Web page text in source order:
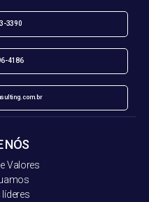
3390
4186
NÓS
Valores